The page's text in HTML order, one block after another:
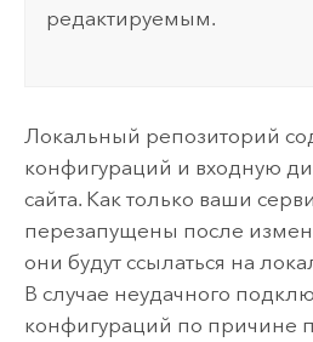
редактируемым.
Локальный репозиторий
конфигураций и входную
сайта. Как только ваши
перезапущены после
они будут ссылаться на
В случае неудачного
конфигураций по причине